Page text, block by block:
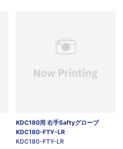
KDC180用 右手Saftyグローブ
KDC180-FTY-LR
KDC180-FTY-LR